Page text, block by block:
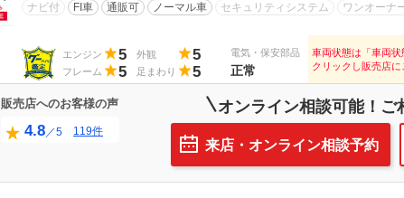
ナビ付 FI車 通販可 ノーマル車 セキュリティシステム ワンオーナ
エンジン 5 外観 5
フレーム 5 足まわり 5
電気・保安部品
正常
車両状態は「車両状
クリックし販売店に
販売店へのお客様の声
4.8／5 119件
オンライン相談可能！ご
来店・オンライン相談予約